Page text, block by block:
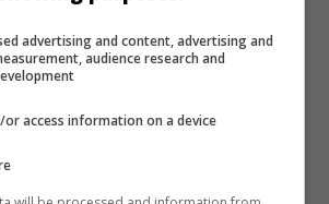
,Fredric March. La vie des aviateurs
avions pendant la guerre de Corée.
advertising and content, advertising and
audience research and
or access information on a device